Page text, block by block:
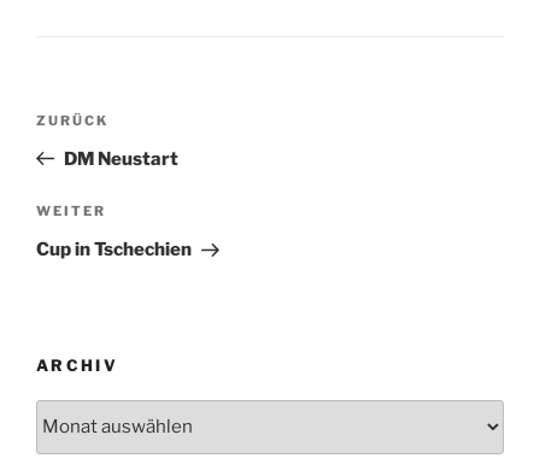
Beitragsnavigation
Vorheriger
Beitrag
ZURÜCK
DM Neustart
Nächster
Beitrag
WEITER
Cup in Tschechien
ARCHIV